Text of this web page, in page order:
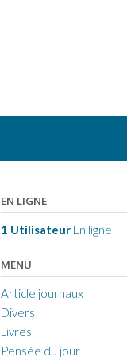
EN LIGNE
1 UtilisateurEn ligne
MENU
Article journaux
Divers
Livres
Pensée du jour